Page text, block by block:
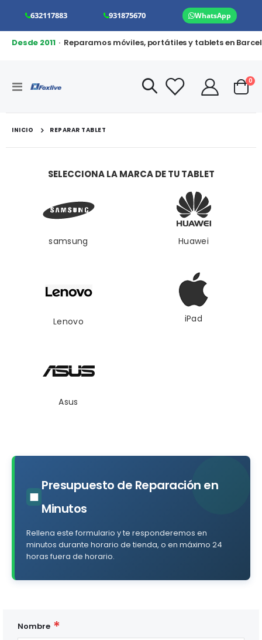
632117883 931875670 WhatsApp
Desde 2011· Reparamos móviles, portátiles y tablets en
Toggle
Cart
0
INICIO REPARAR TABLET
SELECCIONA LA MARCA DE TU TABLET
samsung Huawei
Lenovo iPad
Asus
■ Presupuesto de Reparación en
Minutos
Rellena este formulario y te responderemos en
minutos durante horario de tienda, o en máximo 24
horas fuera de horario.
Nombre